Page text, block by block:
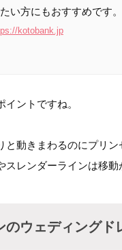
い方にもおすすめです。
kotobank.jp
ントですね。
と動きまわるのにプリ
レンダーラインは移動
のウェディングド